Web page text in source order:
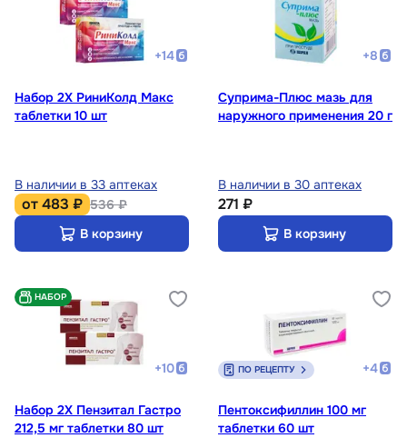
+14
Набор 2Х РиниКолд Макс
таблетки 10 шт
В наличии в 33 аптеках
от483 ₽ 536 ₽
В корзину
+8
Суприма-Плюс мазь для
наружного применения 20 г
В наличии в 30 аптеках
271 ₽
В корзину
+10
НАБОР
Набор 2Х Пензитал Гастро
212,5 мг таблетки 80 шт
ПО РЕЦЕПТУ +4
Пентоксифиллин 100 мг
таблетки 60 шт